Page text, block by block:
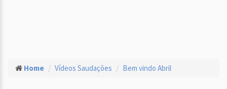
Home Vídeos Saudações Bem vindo Abril